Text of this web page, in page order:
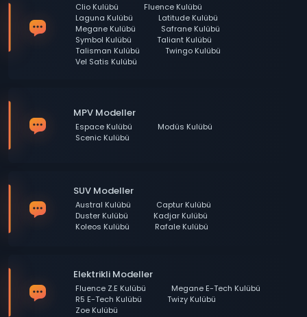
Clio Kulübü
Fluence Kulübü
Laguna Kulübü
Latitude Kulübü
Megane Kulübü
Safrane Kulübü
Symbol Kulübü
Taliant Kulübü
Talisman Kulübü
Twingo Kulübü
Vel Satis Kulübü
MPV Modeller
Espace Kulübü
Modüs Kulübü
Scenic Kulübü
SUV Modeller
Austral Kulübü
Captur Kulübü
Duster Kulübü
Kadjar Kulübü
Koleos Kulübü
Rafale Kulübü
Elektrikli Modeller
Fluence Z.E Kulübü
Megane E-Tech Kulübü
R5 E-Tech Kulübü
Twizy Kulübü
Zoe Kulübü